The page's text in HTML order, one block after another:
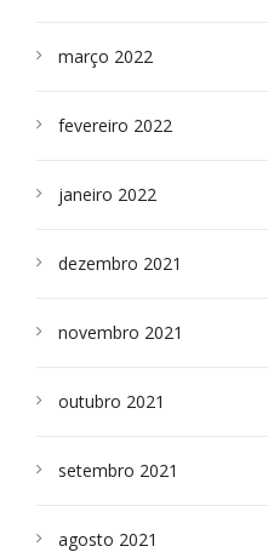
março 2022
fevereiro 2022
janeiro 2022
dezembro 2021
novembro 2021
outubro 2021
setembro 2021
agosto 2021